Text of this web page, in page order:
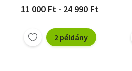
11 000 Ft - 24 990 Ft
2 példány